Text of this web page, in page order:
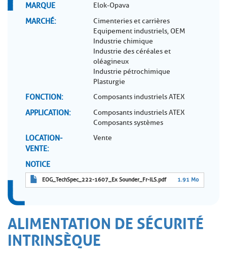
MARQUE Elok-Opava
MARCHÉ
Cimenteries et carrières
Equipement industriels, OEM
Industrie chimique
Industrie des céréales et
oléagineux
Industrie pétrochimique
Plasturgie
FONCTION Composants industriels ATEX
APPLICATION
Composants industriels ATEX
Composants systèmes
LOCATION-
VENTE
Vente
NOTICE
EOG_TechSpec_222-1607_Ex Sounder_Fr-ILS.pdf 1.91 Mo
ALIMENTATION DE SÉCURITÉ
INTRINSÈQUE